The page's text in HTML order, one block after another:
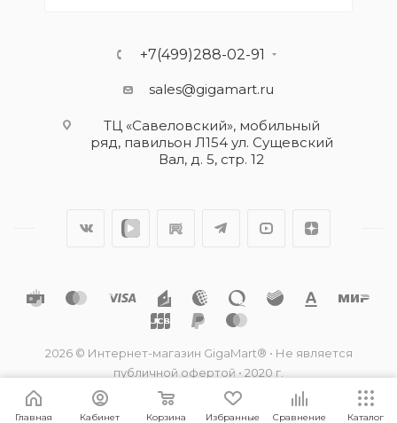
+7(499)288-02-91
sales@gigamart.ru
ТЦ «Савеловский», мобильный
ряд, павильон Л154 ул. Сущевский
Вал, д. 5, стр. 12
2026 © Интернет-магазин GigaMart® • Не является
публичной офертой • 2020 г.
Главная Кабинет Корзина Избранные Сравнение Каталог